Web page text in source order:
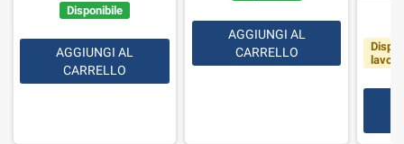
Disponibile
AGGIUNGI AL
CARRELLO
AGGIUNGI AL
CARRELLO